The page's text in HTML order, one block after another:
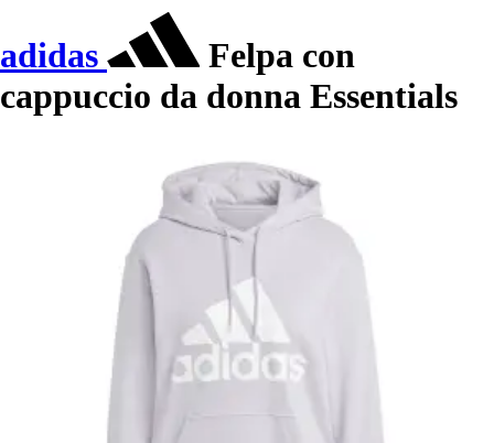
adidas
Felpa con
cappuccio da donna Essentials